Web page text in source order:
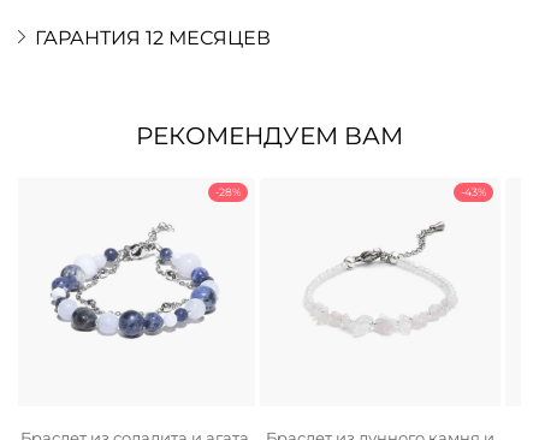
ГАРАНТИЯ 12 МЕСЯЦЕВ
РЕКОМЕНДУЕМ ВАМ
-28% -43%